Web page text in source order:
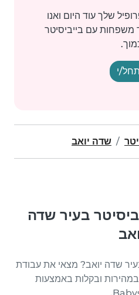
שלך עוד היום ואנו
משפחות עם בייביסיטר
י
שדה יואב
בעיר שדה
שדה יואב? מצאי את עבודת
ובקלות באמצעות